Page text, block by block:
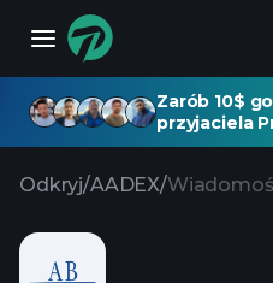
Zarób 10$
przyjaciela
Odkryj/AADEX/